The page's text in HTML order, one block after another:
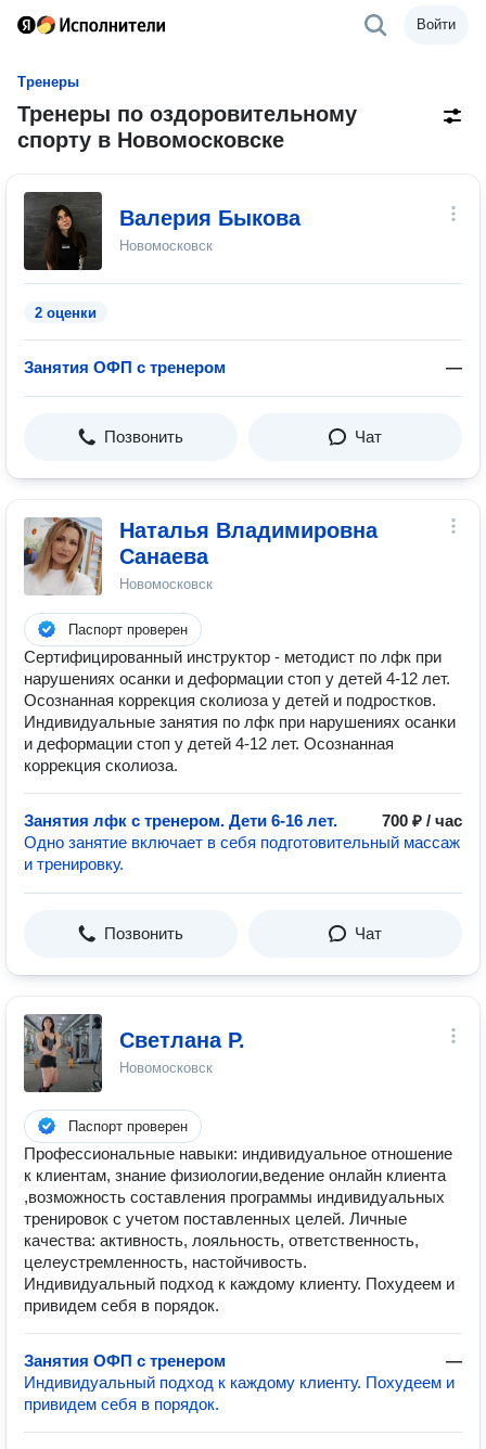
Войти
Тренеры
Тренеры по оздоровительному
спорту в Новомосковске
Валерия Быкова
Новомосковск
2 оценки
Занятия ОФП с тренером —
Позвонить Чат
Наталья Владимировна
Санаева
Новомосковск
Паспорт проверен
Сертифицированный инструктор - методист по лфк при
нарушениях осанки и деформации стоп у детей 4-12 лет.
Осознанная коррекция сколиоза у детей и подростков.
Индивидуальные занятия по лфк при нарушениях осанки
и деформации стоп у детей 4-12 лет. Осознанная
коррекция сколиоза.
Занятия лфк с тренером. Дети 6-16 лет.
700 ₽ / час
Одно занятие включает в себя подготовительный массаж
и тренировку.
Позвонить Чат
Светлана Р.
Новомосковск
Паспорт проверен
Профессиональные навыки: индивидуальное отношение
к клиентам, знание физиологии,ведение онлайн клиента
,возможность составления программы индивидуальных
тренировок с учетом поставленных целей. Личные
качества: активность, лояльность, ответственность,
целеустремленность, настойчивость.
Индивидуальный подход к каждому клиенту. Похудеем и
привидем себя в порядок.
Занятия ОФП с тренером
—
Индивидуальный подход к каждому клиенту. Похудеем и
привидем себя в порядок.